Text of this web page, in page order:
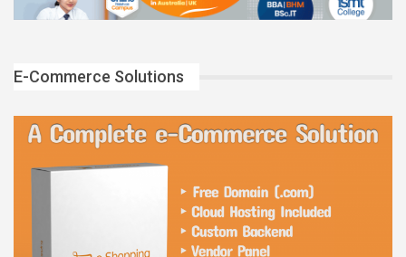
E-Commerce Solutions